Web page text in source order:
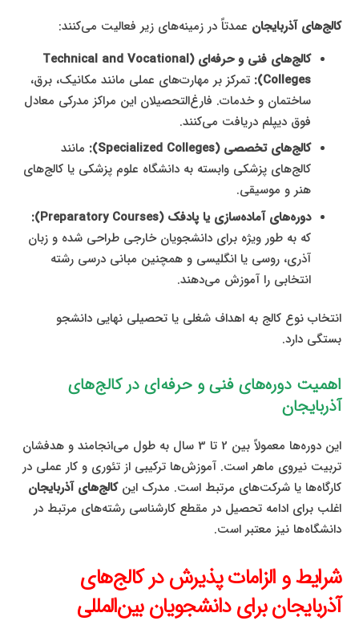
کالج‌های آذربایجان عمدتاً در زمینه‌های زیر فعالیت می‌کنند:
کالج‌های فنی و حرفه‌ای (Technical and Vocational
Colleges):
تمرکز بر مهارت‌های عملی مانند مکانیک، برق،
ساختمان و خدمات. فارغ‌التحصیلان این مراکز مدرکی معادل
فوق دیپلم دریافت می‌کنند.
کالج‌های تخصصی (Specialized Colleges):
مانند
کالج‌های پزشکی وابسته به دانشگاه علوم پزشکی یا کالج‌های
هنر و موسیقی.
دوره‌های آماده‌سازی یا پادفک (Preparatory Courses):
که به طور ویژه برای دانشجویان خارجی طراحی شده و زبان
آذری، روسی یا انگلیسی و همچنین مبانی درسی رشته
انتخابی را آموزش می‌دهند.
انتخاب نوع کالج به اهداف شغلی یا تحصیلی نهایی دانشجو
بستگی دارد.
اهمیت دوره‌های فنی و حرفه‌ای در کالج‌های
آذربایجان
این دوره‌ها معمولاً بین 2 تا 3 سال به طول می‌انجامند و هدفشان
تربیت نیروی ماهر است. آموزش‌ها ترکیبی از تئوری و کار عملی در
کارگاه‌ها یا شرکت‌های مرتبط است. مدرک اینکالج‌های آذربایجان
اغلب برای ادامه تحصیل در مقطع کارشناسی رشته‌های مرتبط در
دانشگاه‌ها نیز معتبر است.
شرایط و الزامات پذیرش در کالج‌های
آذربایجان برای دانشجویان بین‌المللی